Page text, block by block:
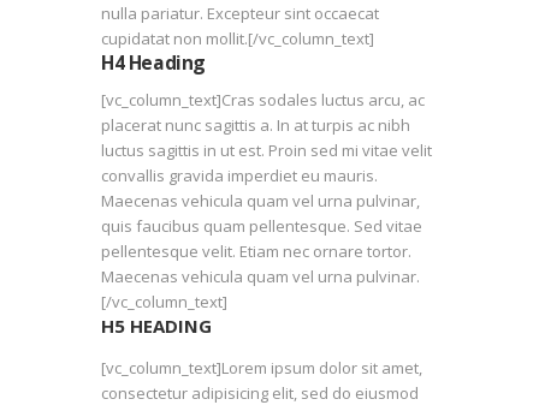
nulla pariatur. Excepteur sint occaecat
cupidatat non mollit.[/vc_column_text]
H4 Heading
[vc_column_text]Cras sodales luctus arcu, ac
placerat nunc sagittis a. In at turpis ac nibh
luctus sagittis in ut est. Proin sed mi vitae velit
convallis gravida imperdiet eu mauris.
Maecenas vehicula quam vel urna pulvinar,
quis faucibus quam pellentesque. Sed vitae
pellentesque velit. Etiam nec ornare tortor.
Maecenas vehicula quam vel urna pulvinar.
[/vc_column_text]
H5 HEADING
[vc_column_text]Lorem ipsum dolor sit amet,
consectetur adipisicing elit, sed do eiusmod